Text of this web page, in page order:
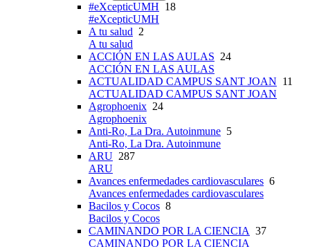
#eXcepticUMH 18
#eXcepticUMH
A tu salud 2
A tu salud
ACCIÓN EN LAS AULAS 24
ACCIÓN EN LAS AULAS
ACTUALIDAD CAMPUS SANT JOAN 11
ACTUALIDAD CAMPUS SANT JOAN
Agrophoenix 24
Agrophoenix
Anti-Ro, La Dra. Autoinmune 5
Anti-Ro, La Dra. Autoinmune
ARU 287
ARU
Avances enfermedades cardiovasculares 6
Avances enfermedades cardiovasculares
Bacilos y Cocos 8
Bacilos y Cocos
CAMINANDO POR LA CIENCIA 37
CAMINANDO POR LA CIENCIA